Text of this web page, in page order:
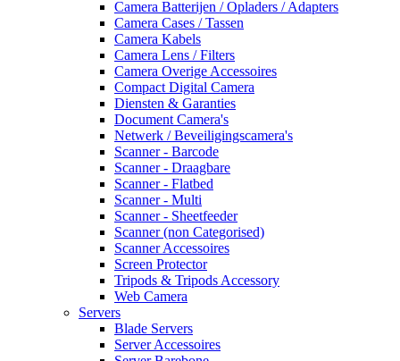
Camera Batterijen / Opladers / Adapters
Camera Cases / Tassen
Camera Kabels
Camera Lens / Filters
Camera Overige Accessoires
Compact Digital Camera
Diensten & Garanties
Document Camera's
Netwerk / Beveiligingscamera's
Scanner - Barcode
Scanner - Draagbare
Scanner - Flatbed
Scanner - Multi
Scanner - Sheetfeeder
Scanner (non Categorised)
Scanner Accessoires
Screen Protector
Tripods & Tripods Accessory
Web Camera
Servers
Blade Servers
Server Accessoires